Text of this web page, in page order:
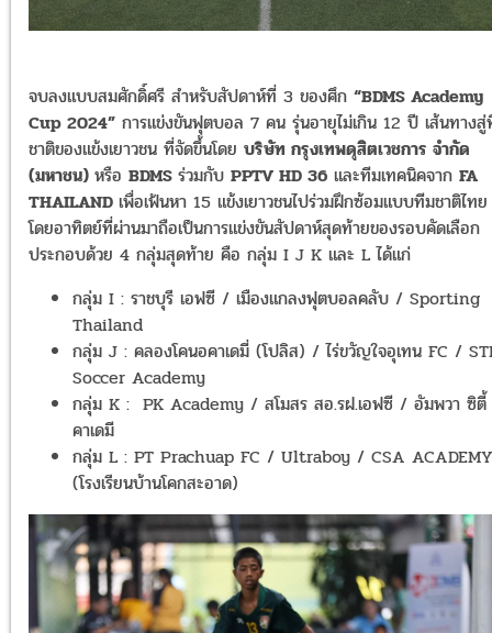
จบลงแบบสมศักดิ์ศรี สำหรับสัปดาห์ที่ 3 ของศึก “BDMS Academy
Cup 2024” การแข่งขันฟุตบอล 7 คน รุ่นอายุไม่เกิน 12 ปี เส้นทาง
ชาติของแข้งเยาวชน ที่จัดขึ้นโดย บริษัท กรุงเทพดุสิตเวชการ จำกัด
(มหาชน) หรือ BDMS ร่วมกับ PPTV HD 36 และทีมเทคนิคจาก FA
THAILAND เพื่อเฟ้นหา 15 แข้งเยาวชนไปร่วมฝึกซ้อมแบบทีมชาติไทย
โดยอาทิตย์ที่ผ่านมาถือเป็นการแข่งขันสัปดาห์สุดท้ายของรอบคัดเลือก
ประกอบด้วย 4 กลุ่มสุดท้าย คือ กลุ่ม I J K และ Lได้แก่
กลุ่ม I : ราชบุรี เอฟซี / เมืองแกลงฟุตบอลคลับ / Sporting
Thailand
กลุ่ม J : คลองโคนอคาเดมี่ (โปลิส) /ไร่ขวัญใจอุเทน FC /
Soccer Academy
กลุ่ม K : PK Academy / สโมสร สอ.รฝ.เอฟซี / อัมพวา ซิ
คาเดมี
กลุ่ม L : PT Prachuap FC / Ultraboy / CSA ACADEMY
(โรงเรียนบ้านโคกสะอาด)